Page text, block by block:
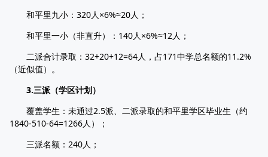
和平里九小：320人×6%≈20人；​
和平里一小（非直升）：140人×6%≈12人；​
二派合计录取：32+20+12=64人，占171中学总名额的11.2%
（近似值）。​
3.三派（学区计划）​
覆盖学生：未通过2.5派、二派录取的和平里学区毕业生（约
1840-510-64=1266人）；​
三派名额：240人；​